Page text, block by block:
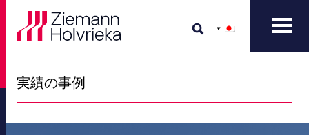
実績の事例